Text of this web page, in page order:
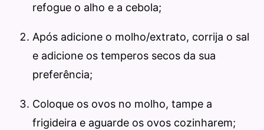
refogue o alho e a cebola;
Após adicione o molho/extrato, corrija o sal
e adicione os temperos secos da sua
preferência;
Coloque os ovos no molho, tampe a
frigideira e aguarde os ovos cozinharem;